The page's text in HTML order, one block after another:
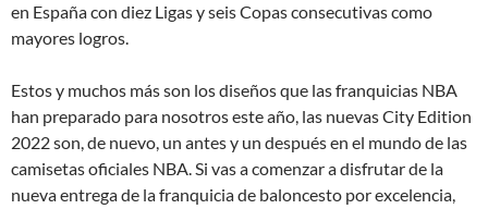
en España con diez Ligas y seis Copas consecutivas como
mayores logros.
Estos y muchos más son los diseños que las franquicias NBA
han preparado para nosotros este año, las nuevas City Edition
2022 son, de nuevo, un antes y un después en el mundo de las
camisetas oficiales NBA. Si vas a comenzar a disfrutar de la
nueva entrega de la franquicia de baloncesto por excelencia,